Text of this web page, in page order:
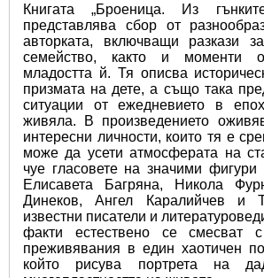
Книгата „Броеница. Из
представлява сбор от
авторката, включващи разкази
семейство, както и моменти
младостта й. Тя описва
призмата на дете, а също така
ситуации от ежедневието в
живяла. В произведението
интересни личности, които тя е
може да усети атмосферата на
чуе гласовете на значими
Елисавета Багряна, Никола
Динеков, Ангел Каралийчев и
известни писатели и
факти естествено се смесват с
преживявания в един хаотичен
който рисува портрета на